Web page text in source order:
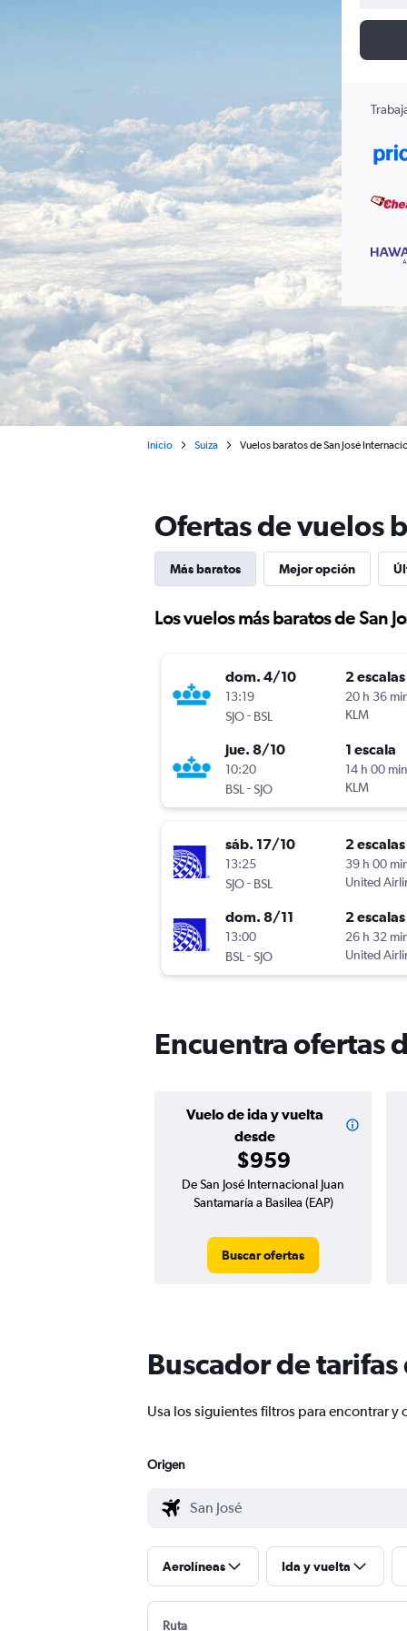
Inicio Suiza Vuelos baratos de San José
Ofertas de vuelos
Más baratos Mejor opción
Los vuelos más baratos de San
dom. 4/10
13:19
SJO- BSL
2 escalas
20 h 36
KLM
jue. 8/10
10:20
BSL -SJO
1 escala
14 h 00 min
KLM
sáb. 17/10
13:25
SJO- BSL
2 escalas
39 h 00
United
dom. 8/11
13:00
BSL -SJO
2 escalas
26 h 32
United
Encuentra ofertas
Vuelo de ida y vuelta
desde
$959
De San José Internacional Juan
Santamaría a Basilea (EAP)
Buscar ofertas
Buscador de
Usa los siguientes filtros para encontrar y
Origen
Aerolíneas Ida y vuelta
Ruta